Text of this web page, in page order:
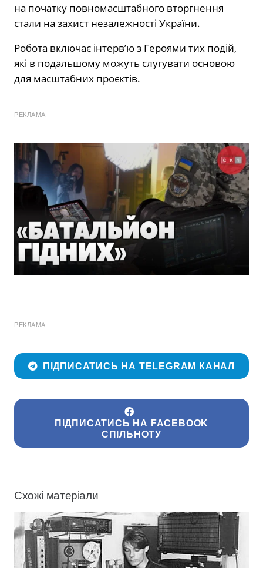
на початку повномасштабного вторгнення
стали на захист незалежності України.
Робота включає інтерв’ю з Героями тих подій,
які в подальшому можуть слугувати основою
для масштабних проєктів.
РЕКЛАМА
РЕКЛАМА
ПІДПИСАТИСЬ НА TELEGRAM КАНАЛ
ПІДПИСАТИСЬ НА FACEBOOK
СПІЛЬНОТУ
Схожі матеріали